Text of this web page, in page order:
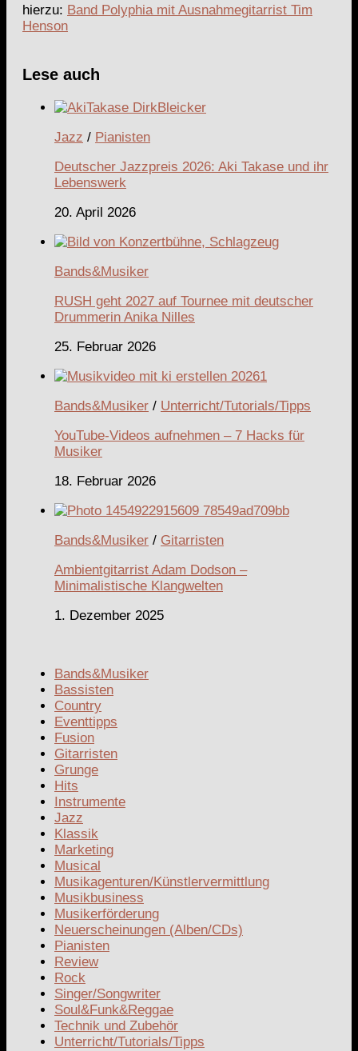
hierzu: Band Polyphia mit Ausnahmegitarrist Tim
Henson
Lese auch
Jazz / Pianisten
Deutscher Jazzpreis 2026: Aki Takase und ihr
Lebenswerk
20. April 2026
Bands&Musiker
RUSH geht 2027 auf Tournee mit deutscher
Drummerin Anika Nilles
25. Februar 2026
Bands&Musiker / Unterricht/Tutorials/Tipps
YouTube-Videos aufnehmen – 7 Hacks für
Musiker
18. Februar 2026
Bands&Musiker / Gitarristen
Ambientgitarrist Adam Dodson –
Minimalistische Klangwelten
1. Dezember 2025
Bands&Musiker
Bassisten
Country
Eventtipps
Fusion
Gitarristen
Grunge
Hits
Instrumente
Jazz
Klassik
Marketing
Musical
Musikagenturen/Künstlervermittlung
Musikbusiness
Musikerförderung
Neuerscheinungen (Alben/CDs)
Pianisten
Review
Rock
Singer/Songwriter
Soul&Funk&Reggae
Technik und Zubehör
Unterricht/Tutorials/Tipps